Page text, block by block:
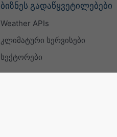
ბიზნეს გადაწყვეტილებები
Weather APIs
კლიმატური სერვისები
სექტორები